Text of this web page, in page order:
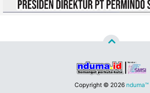
Copyright © 2026 nduma™